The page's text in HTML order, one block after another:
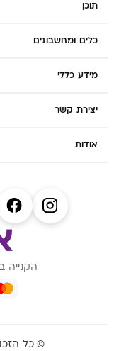
תוכן
כלים ומחשבונים
מידע כללי
יצירת קשר
אודות
© כל